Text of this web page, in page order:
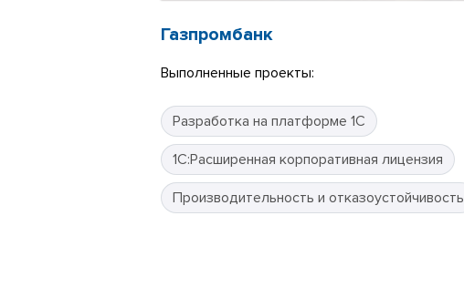
Газпромбанк
Выполненные проекты:
Разработка на платформе 1С
1С:Расширенная корпоративная лицензия
Производительность и отказоустойчивость